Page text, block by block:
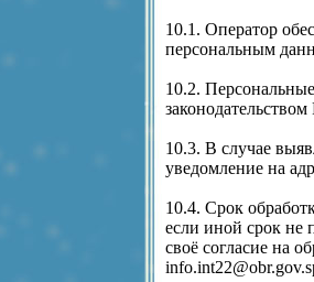
10.1. Оператор
персональным
10.2.
10.3. В случае
уведомление на
10.4. Срок
если иной срок не
своё согласие на